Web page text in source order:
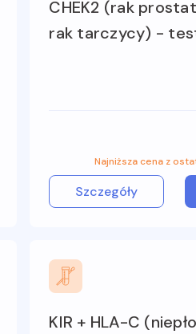
CHEK2 (rak
rak tarczycy) -
Najniższa cena z
Szczegóły
KIR + HLA-C